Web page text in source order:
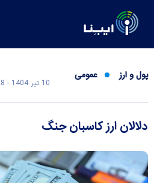
پول و ارز عمومی
10 تير 1404 - 12:28
دلالان ارز کاسبان جنگ